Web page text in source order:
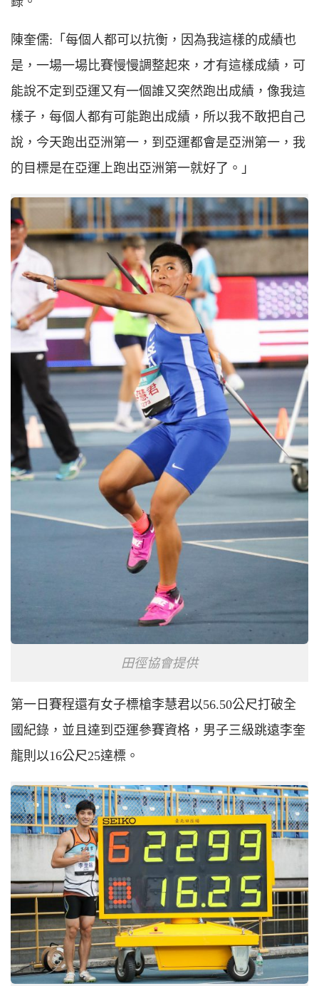
陳奎儒:「每個人都可以抗衡，因為我這樣的成績也
是，一場一場比賽慢慢調整起來，才有這樣成績，可
能說不定到亞運又有一個誰又突然跑出成績，像我這
樣子，每個人都有可能跑出成績，所以我不敢把自己
說，今天跑出亞洲第一，到亞運都會是亞洲第一，我
的目標是在亞運上跑出亞洲第一就好了。」
田徑協會提供
第一日賽程還有女子標槍李慧君以56.50公尺打破全
國紀錄，並且達到亞運參賽資格，男子三級跳遠李奎
龍則以16公尺25達標。